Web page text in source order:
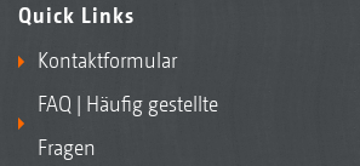
Quick Links
Kontaktformular
FAQ | Häufig gestellte
Fragen